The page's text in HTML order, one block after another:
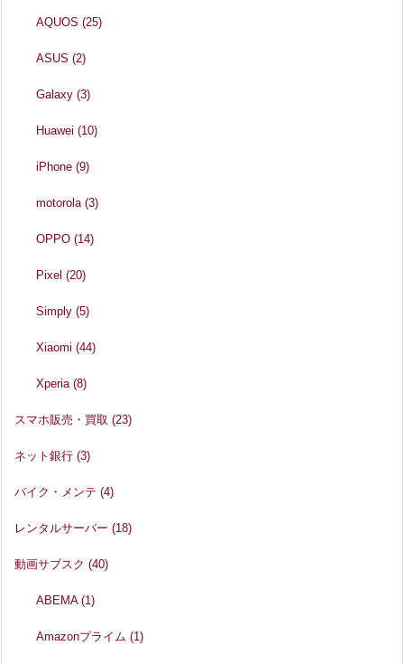
AQUOS(25)
ASUS(2)
Galaxy(3)
Huawei(10)
iPhone(9)
motorola(3)
OPPO(14)
Pixel(20)
Simply(5)
Xiaomi(44)
Xperia(8)
スマホ販売・買取 (23)
ネット銀行 (3)
バイク・メンテ (4)
レンタルサーバー (18)
動画サブスク (40)
ABEMA(1)
Amazonプライム(1)